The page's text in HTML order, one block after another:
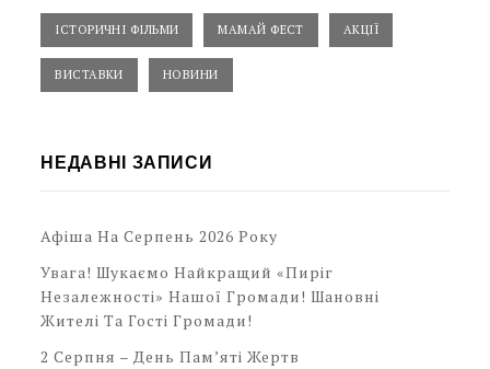
ІСТОРИЧНІ ФІЛЬМИ МАМАЙ ФЕСТ АКЦІЇ
ВИСТАВКИ НОВИНИ
НЕДАВНІ ЗАПИСИ
Афіша На Серпень 2026 Року
Увага! Шукаємо Найкращий «Пиріг
Незалежності» Нашої Громади! Шановні
Жителі Та Гості Громади!
2 Серпня – День Пам’яті Жертв